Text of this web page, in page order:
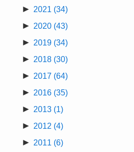
► 2021 (34)
► 2020 (43)
► 2019 (34)
► 2018 (30)
► 2017 (64)
► 2016 (35)
► 2013 (1)
► 2012 (4)
► 2011 (6)